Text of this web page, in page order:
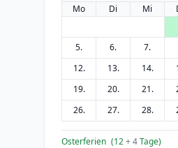
Mo Di Mi
5.
6. 7.
12.
13. 14.
19.
20. 21.
26.
27. 28.
Osterferien (12+ 4Tage)